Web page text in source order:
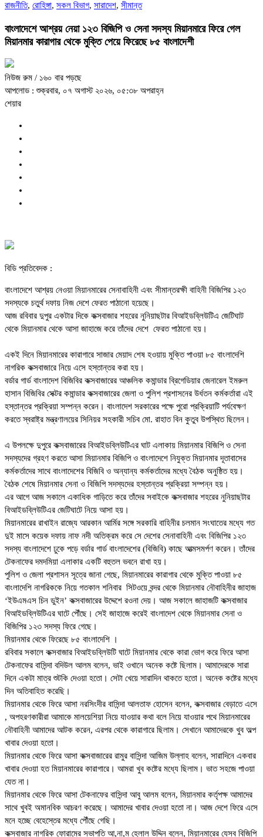
রাজনীতি, রোহিঙ্গা, সকল বিভাগ, সারাদেশ, সীমান্ত
বাংলাদেশে আশ্রয় নেয়া ১২৩ বিজিপি ও সেনা সদস্য মিয়ানমারে ফিরে গেল
মিয়ানমার কারাগার থেকে মুক্তি পেয়ে ফিরেছে ৮৫ বাংলাদেশী
নিউজ রুম / ১৬০ বার পড়ছে
আপলোড : শুক্রবার, ০৭ অগাস্ট ২০২৬, ০৫:৩৮ অপরাহ্ন
শেয়ার
বিডি প্রতিবেদক :
বাংলাদেশে আশ্রয় নেওয়া মিয়ানমারের সেনাবাহিনী এবং সীমান্তরক্ষী বাহিনী বিজিপির ১২৩
সদস্যকে চতুর্থ দফায় নিজ দেশে ফেরত পাঠানো হয়েছে।
আজ রবিবার দুপুর একটার দিকে কক্সবাজার শহরের নুনিয়াছটার বিআইডব্লিউটিএ জেটিঘাট
থেকে মিয়ানমার থেকে আসা জাহাজে করে তাঁদের দেশে ফেরত পাঠানো হয়।
একই দিনে মিয়ানমারের কারাগারে সাজার মেয়াদ শেষ হওয়ায় মুক্তি পাওয়া ৮৫ বাংলাদেশি
নাগরিক কক্সবাজারে নিয়ে এসে হস্তান্তর করা হয়।
বর্ডার গার্ড বাংলাদেশ বিজিবির কক্সবাজারের আঞ্চলিক কমান্ডার ব্রিগেডিয়ার জেনারেল ইমরুল
হাসান বিজিবির সেক্টর কমান্ডার কক্সবাজারের জেলা ও পুলিশ প্রশাসনের উর্ধতন কর্মকর্তারা এই
হস্তান্তর প্রক্রিয়া সম্পন্ন করেন। বাংলাদেশ সরকারের পক্ষে পুরো প্রক্রিয়াটি পর্যবেক্ষণ
করতে স্বরাষ্ট্র মন্ত্রণালয়ের সিনিয়র সহকারী সচিব মো. রাহাত বিন কুতুব উপস্থিত ছিলেন।
এ উপলক্ষে দুপুরে কক্সবাজারের বিআইডব্লিউটিএর ঘাট এলাকায় মিয়ানমার বিজিপি ও সেনা
সদস্যদের গ্রহণ করতে আসা মিয়ানমার বিজিপি ও বাংলাদেশে নিযুক্ত মিয়ানমার দূতাবাসের
কর্মকর্তাদের সাথে বাংলাদেশের বিজিবি ও অন্যান্য কর্মকর্তাদের মধ্যে বৈঠক অনুষ্ঠিত হয়।
বৈঠক শেষে মিয়ানমার সেনা ও বিজিপি সদস্যদের হস্তান্তর প্রক্রিয়া সম্পন্ন হয়।
এর আগে আজ সকালে একাধিক গাড়িতে করে তাঁদের সবাইকে কক্সবাজার শহরের নুনিয়াছটার
বিআইডব্লিউটিএর জেটিঘাটে নিয়ে আসা হয়।
মিয়ানমারের রাখাইন রাজ্যে আরকান আর্মির সঙ্গে সরকারি বাহিনীর চলমান সংঘাতের মধ্যে গত
দুই মাসে কয়েক দফায় নাফ নদী অতিক্রম করে সে দেশের সেনাবাহিনী এবং বিজিপির ১২৩
সদস্য বাংলাদেশে ঢুকে পড়ে বর্ডার গার্ড বাংলাদেশের (বিজিবি) কাছে আত্মসমর্পণ করেন। তাঁদের
টেকনাফের দমদমিয়া এলাকার একটি বহুতল ভবনে রাখা হয়।
পুলিশ ও জেলা প্রশাসন সূত্রে জানা গেছে, মিয়ানমারের কারাগার থেকে মুক্তি পাওয়া ৮৫
বাংলাদেশি নাগরিককে নিয়ে গতকাল শনিবার সিটওয়ে বন্দর থেকে মিয়ানমার নৌবাহিনীর জাহাজ
‘ইউএমএস চিন ডুইন’ কক্সবাজারের উদ্দেশে রওনা দেয়। আজ সকালে জাহাজটি কক্সবাজার
বিআইডব্লিউটিএর ঘাটে পৌঁছে। সেই জাহাজে করেই বাংলাদেশ থেকে মিয়ানমার সেনা ও
বিজিপির ১২৩ সদস্য ফিরে গেছে।
মিয়ানমার থেকে ফিরেছে ৮৫ বাংলাদেশি ।
রবিবার সকালে কক্সবাজার বিআইডব্লিউটি ঘাটে মিয়ানমার থেকে কারা ভোগ করে ফিরে আসা
টেকনাফের বাসিন্দা বদিউল আলম বলেন, ভাই ওখানে অনেক কষ্টে ছিলাম। আমাদেরকে সারা
দিনে একটা মাত্র শুটকি দেওয়া হতো। সেটা খেয়ে সারাদিন থাকতে হতো। অনেক কষ্টের মধ্যে
দিন অতিবাহিত করেছি।
মিয়ানমার থেকে ফিরে আসা নরসিংদীর বাসিন্দা আলতাফ হোসেন বলেন, কক্সবাজার বেড়াতে এসে
, অপহরণকারীরা আমাকে মালয়েশিয়া নিয়ে যাওয়ার কথা বলে নিয়ে যাওয়ার পথে মিয়ানমারের
নৌবাহিনী আমাদের আটক করেন, এরপর থেকে কারাগারে ছিলাম। সেখানে আমাদেরকে খুব অল্প
খাবার দেওয়া হতো।
মিয়ানমার থেকে ফিরে আসা কক্সবাজারের রামুর বাসিন্দা আজিম উল্লাহ বলেন, সারাদিনে একবার
খাবার দেওয়া হত মিয়ানমারের কারাগারে। আমরা খুব কষ্টের মধ্যে ছিলাম। ভাত সহজে পাওয়া
যেত না।
মিয়ানমার থেকে ফিরে আসা টেকনাফের বাসিন্দা আবু আলম বলেন, মিয়ানমার কর্তৃপক্ষ আমাদের
সাথে খুবই অমানবিক আচরণ করেছে। আমাদের খাবার দেওয়া হতো না। আজ দেশে ফিরে এসে
মনে হচ্ছে বেহেস্তের মধ্যে পৌঁছে গেছি।
কক্সবাজার নাগরিক ফোরামের সভাপতি আ,না,ম হেলাল উদ্দিন বলেন, মিয়ানমারের যেসব বিজিপি